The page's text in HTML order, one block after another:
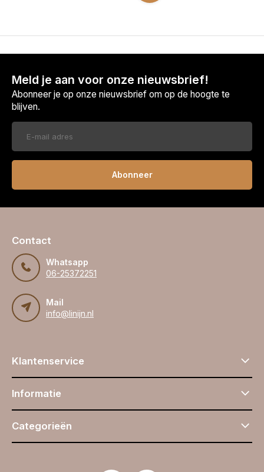
Meld je aan voor onze nieuwsbrief!
Abonneer je op onze nieuwsbrief om op de hoogte te
blijven.
Abonneer
Contact
Whatsapp
06-25372251
Mail
info@linijn.nl
Klantenservice
Informatie
Categorieën